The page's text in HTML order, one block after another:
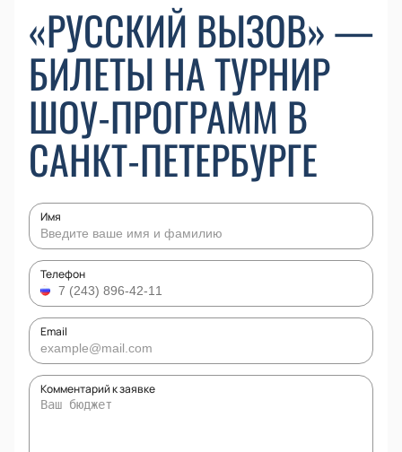
«РУССКИЙ ВЫЗОВ» —
БИЛЕТЫ НА ТУРНИР
ШОУ-ПРОГРАММ В
САНКТ-ПЕТЕРБУРГЕ
Имя
Телефон
Email
Комментарий к заявке